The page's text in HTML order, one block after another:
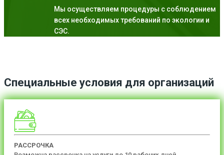
Мы осуществляем процедуры с соблюдением
всех необходимых требований по экологии и
СЭС.
Специальные условия для организаций
РАССРОЧКА